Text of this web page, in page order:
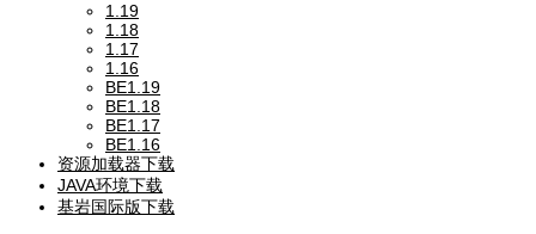
1.19
1.18
1.17
1.16
BE1.19
BE1.18
BE1.17
BE1.16
资源加载器下载
JAVA环境下载
基岩国际版下载